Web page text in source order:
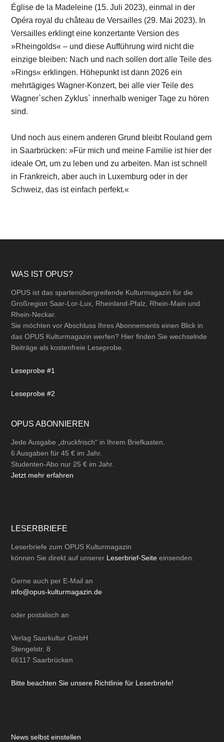
Église de la Madeleine (15. Juli 2023), einmal in der
Opéra royal du château de Versailles (29. Mai 2023). In
Versailles erklingt eine konzertante Version des
»Rheingolds« – und diese Aufführung wird nicht die
einzige bleiben: Nach und nach sollen dort alle Teile des
»Rings« erklingen. Höhepunkt ist dann 2026 ein
mehrtägiges Wagner-Konzert, bei alle vier Teile des
Wagner`schen Zyklus` innerhalb weniger Tage zu hören
sind.
Und noch aus einem anderen Grund bleibt Rouland gern
in Saarbrücken: »Für mich und meine Familie ist hier der
ideale Ort, um zu leben und zu arbeiten. Man ist schnell
in Frankreich, aber auch in Luxemburg oder in der
Schweiz, das ist einfach perfekt.«
Footer
WAS IST OPUS?
OPUS ist das spartenübergreifende Kulturmagazin für die
Großregion Saar-Lor-Lux, Rheinland-Pfalz, Rhein-Main und
Rhein-Neckar.
Sie möchten vor Abschluss Ihres Abonnements einen Blick in
das OPUS Kulturmagazin werfen? Hier finden Sie wechselnde
Beiträge als kostenfreie Leseprobe.
Leseprobe #1
Leseprobe #2
OPUS ABONNIEREN
Jede Ausgabe „druckfrisch“ in Ihrem Briefkasten.
6 Ausgaben für 45 € im Jahr.
Studenten-Abo nur 25 € im Jahr.
Jetzt mehr erfahren
LESERBRIEFE
Leserbriefe zum OPUS Kulturmagazin
können Sie direkt auf unserer Leserbrief-Seite einsenden.
Gerne auch per E-Mail an
info@opus-kulturmagazin.de
oder postalisch an
Verlag Saarkultur GmbH
Stengelstr. 8
66117 Saarbrücken
Bitte beachten Sie unsere Richtlinie für Leserbriefe!
News selbst einstellen